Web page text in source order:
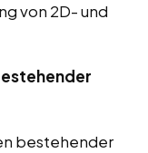
von 2D- und
bestehender